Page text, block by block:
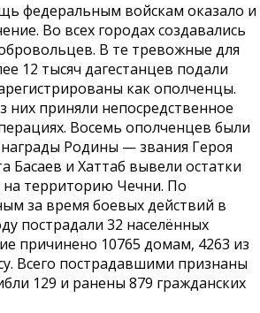
федеральным войскам оказало и
Во всех городах создавались
В те тревожные для
12 тысяч дагестанцев подали
как ополченцы.
них приняли непосредственное
Восемь ополченцев были
Родины — звания Героя
Басаев и Хаттаб вывели остатки
на территорию Чечни. По
за время боевых действий в
пострадали 32 населённых
причинено 10765 домам, 4263 из
Всего пострадавшими признаны
129 и ранены 879 гражданских